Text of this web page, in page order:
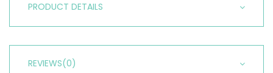
PRODUCT DETAILS
REVIEWS(0)